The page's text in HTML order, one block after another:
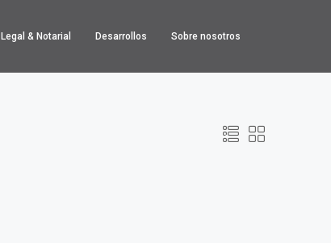
Legal & Notarial Desarrollos Sobre nosotros